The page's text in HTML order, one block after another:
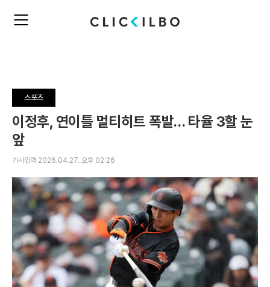
주
뉴
펼
치
기
스포츠
이정후, 연이틀 멀티히트 폭발… 타율 3할 눈
앞
기사입력 2026.04.27. 오후 02:26